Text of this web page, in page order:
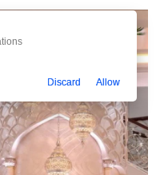
Discard Allow